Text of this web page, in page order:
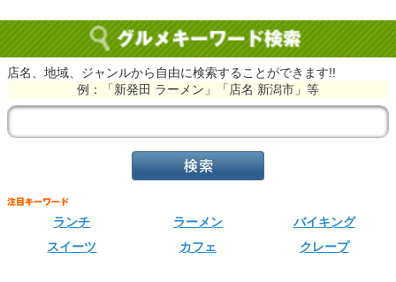
店名、地域、ジャンルから自由に検索することができます!!
例：「新発田 ラーメン」「店名 新潟市」等
ランチ ラーメン
バイキング
スイーツ
カフェ クレープ